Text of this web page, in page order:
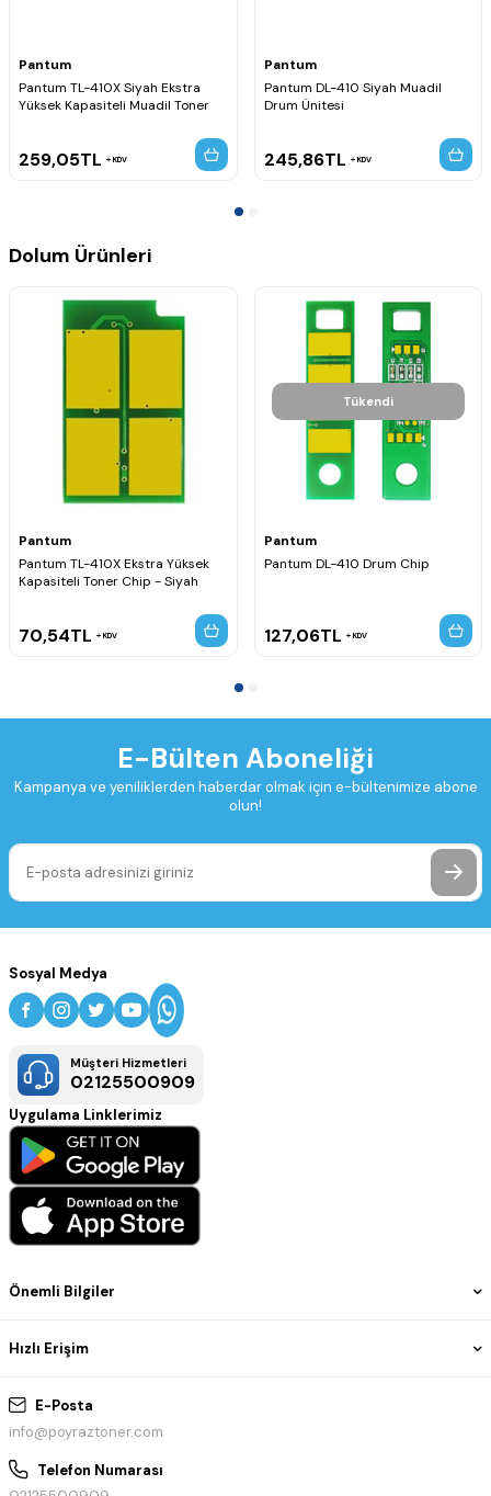
Pantum
Pantum TL-410X Siyah Ekstra
Yüksek Kapasiteli Muadil Toner
259,05TL KDV
Pantum
Pantum DL-410 Siyah Muadil
Drum Ünitesi
245,86TL KDV
Dolum Ürünleri
Pantum
Pantum TL-410X Ekstra Yüksek
Kapasiteli Toner Chip - Siyah
70,54TL KDV
Tükendi
Pantum
Pantum DL-410 Drum Chip
127,06TL KDV
E-Bülten Aboneliği
Kampanya ve yeniliklerden haberdar olmak için e-bültenimize abone
olun!
E-Posta
info@poyraztoner.com
Telefon Numarası
Önemli Bilgiler
Hızlı Erişim
Sosyal Medya
Müşteri Hizmetleri
02125500909
Uygulama Linklerimiz